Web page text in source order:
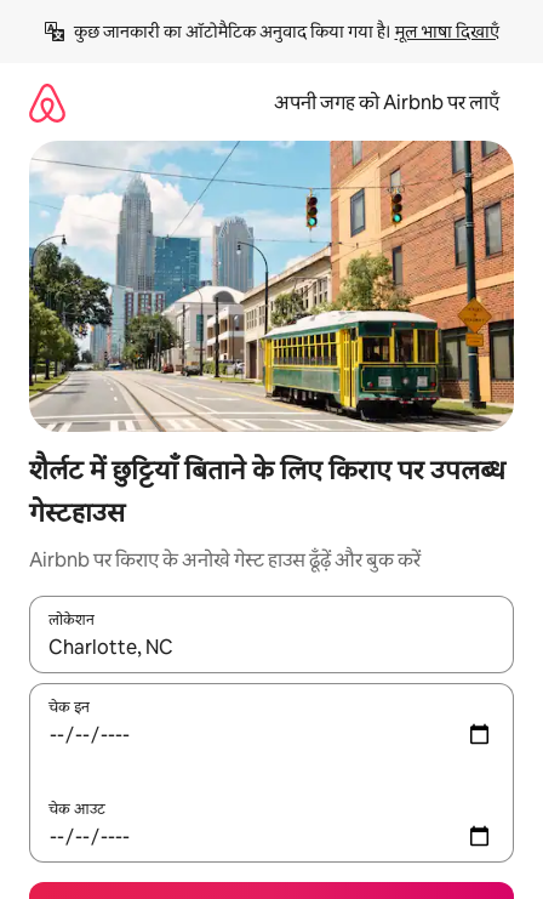
छोड़कर
कॉन्टेंट
कुछ जानकारी का ऑटोमैटिक अनुवाद किया गया है। मूल भाषा दिखाएँ
अपनी जगह को Airbnb पर लाएँ
शैर्लट में छुट्टियाँ बिताने के लिए किराए पर उपलब्ध
गेस्टहाउस
Airbnb पर किराए के अनोखे गेस्ट हाउस ढूँढ़ें और बुक करें
लोकेशन
नतीजों के उपलब्ध होने पर, अप और डाउन 'ऐरो की' का इस्तेमाल करके नेविगेट
चेक इन
चेक आउट